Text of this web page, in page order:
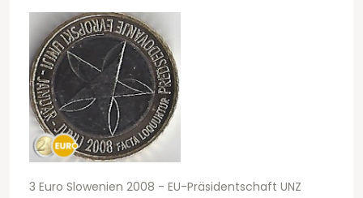
3 Euro Slowenien 2008 - EU-Präsidentschaft UNZ